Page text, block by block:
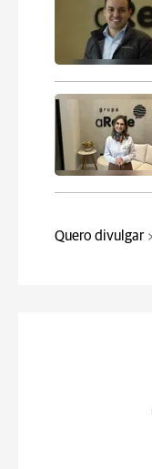
Quero divulgar